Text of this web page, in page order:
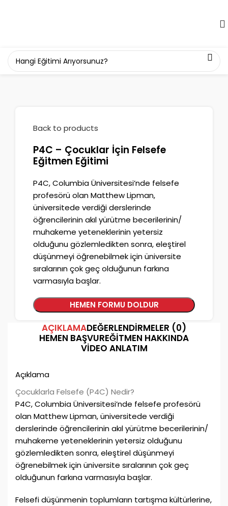
Back to products
P4C – Çocuklar İçin Felsefe
Eğitmen Eğitimi
P4C, Columbia Üniversitesi’nde felsefe
profesörü olan Matthew Lipman,
üniversitede verdiği derslerinde
öğrencilerinin akıl yürütme becerilerinin/
muhakeme yeteneklerinin yetersiz
olduğunu gözlemledikten sonra, eleştirel
düşünmeyi öğrenebilmek için üniversite
sıralarının çok geç olduğunun farkına
varmasıyla başlar.
HEMEN FORMU DOLDUR
AÇIKLAMADEĞERLENDIRMELER (0)
HEMEN BAŞVUREĞITMEN HAKKINDA
VIDEO ANLATIM
Açıklama
Çocuklarla Felsefe (P4C) Nedir?
P4C, Columbia Üniversitesi’nde felsefe profesörü
olan Matthew Lipman, üniversitede verdiği
derslerinde öğrencilerinin akıl yürütme becerilerinin/
muhakeme yeteneklerinin yetersiz olduğunu
gözlemledikten sonra, eleştirel düşünmeyi
öğrenebilmek için üniversite sıralarının çok geç
olduğunun farkına varmasıyla başlar.
Felsefi düşünmenin toplumların tartışma kültürlerine,